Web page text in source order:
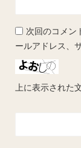
次回のコメン
ールアドレス、
上に表示された